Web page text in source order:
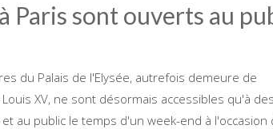
Paris sont ouverts au
du Palais de l'Elysée, autrefois demeure de
XV, ne sont désormais accessibles qu'à des
au public le temps d'un week-end à l'occasion